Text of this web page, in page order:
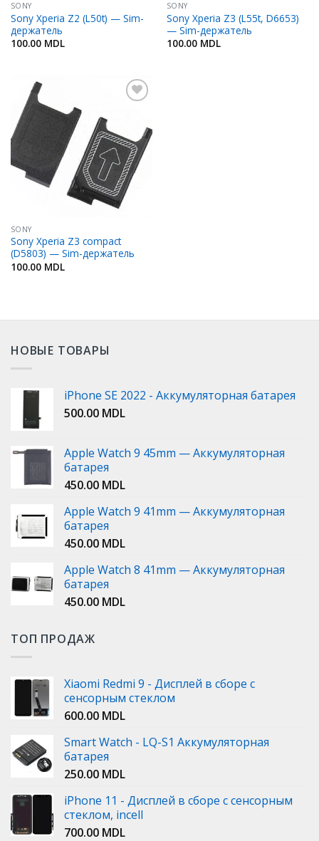
SONY
Sony Xperia Z2 (L50t) — Sim-
держатель
100.00 MDL
SONY
Sony Xperia Z3 (L55t, D6653)
— Sim-держатель
100.00 MDL
Избранное
SONY
Sony Xperia Z3 compact
(D5803) — Sim-держатель
100.00 MDL
НОВЫЕ ТОВАРЫ
iPhone SE 2022 - Аккумуляторная батарея
500.00 MDL
Apple Watch 9 45mm — Аккумуляторная
батарея
450.00 MDL
Apple Watch 9 41mm — Аккумуляторная
батарея
450.00 MDL
Apple Watch 8 41mm — Аккумуляторная
батарея
450.00 MDL
ТОП ПРОДАЖ
Xiaomi Redmi 9 - Дисплей в сборе с
сенсорным стеклом
600.00 MDL
Smart Watch - LQ-S1 Аккумуляторная
батарея
250.00 MDL
iPhone 11 - Дисплей в сборе с сенсорным
стеклом, incell
700.00 MDL